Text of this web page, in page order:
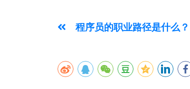
程序员的职业路径是什么？